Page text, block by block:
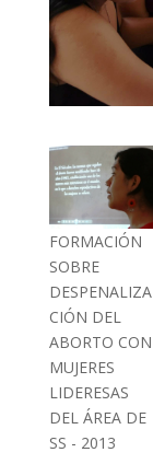
FORMACIÓN
SOBRE
DESPENALIZA
CIÓN DEL
ABORTO CON
MUJERES
LIDERESAS
DEL ÁREA DE
SS - 2013